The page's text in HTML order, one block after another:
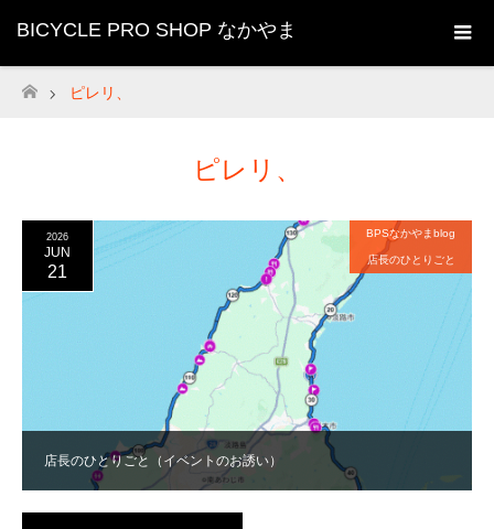
BICYCLE PRO SHOP なかやま
ホーム
ピレリ、
ピレリ、
店長のひとりごと（イベントのお誘い）
2026
JUN
21
BPSなかやまblog
店長のひとりごと